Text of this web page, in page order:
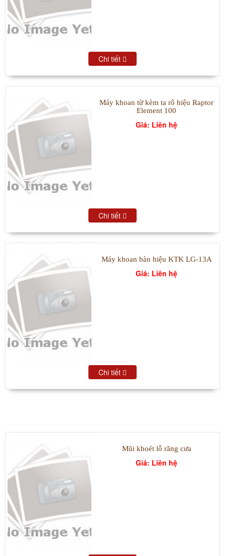
Chi tiết
Máy khoan từ kèm ta rô hiệu Raptor
Element 100
Giá: Liên hệ
Chi tiết
Máy khoan bàn hiệu KTK LG-13A
Giá: Liên hệ
Chi tiết
Mũi khoét lỗ răng cưa
Giá: Liên hệ